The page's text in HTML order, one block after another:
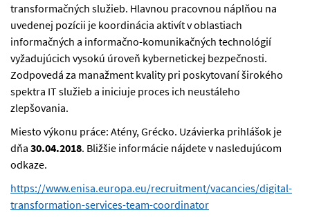
transformačných služieb. Hlavnou pracovnou náplňou na
uvedenej pozícii je koordinácia aktivít v oblastiach
informačných a informačno-komunikačných technológií
vyžadujúcich vysokú úroveň kybernetickej bezpečnosti.
Zodpovedá za manažment kvality pri poskytovaní širokého
spektra IT služieb a iniciuje proces ich neustáleho
zlepšovania.
Miesto výkonu práce: Atény, Grécko. Uzávierka prihlášok je
dňa 30.04.2018. Bližšie informácie nájdete v nasledujúcom
odkaze.
https://www.enisa.europa.eu/recruitment/vacancies/digital-
transformation-services-team-coordinator